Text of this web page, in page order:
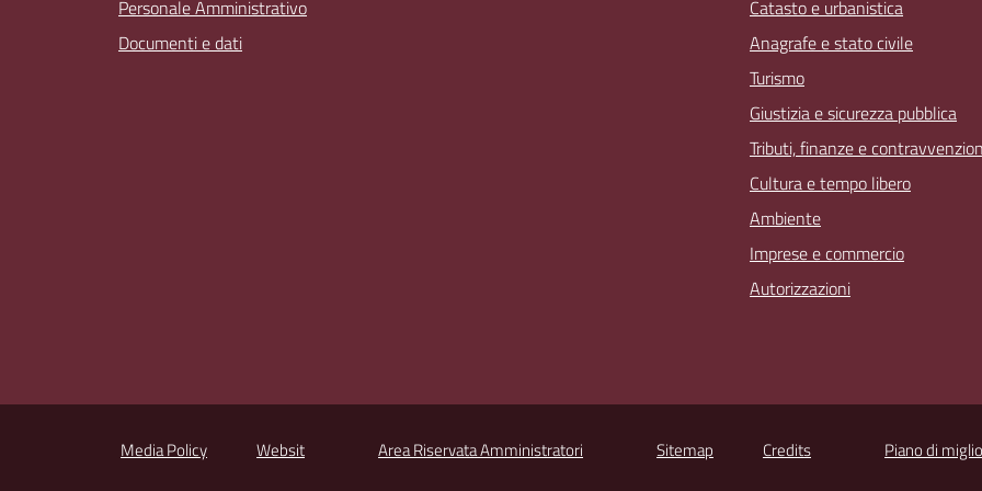
Personale Amministrativo
Documenti e dati
Catasto e urbanistica
Anagrafe e stato civile
Turismo
Giustizia e sicurezza pubblica
Tributi, finanze e
Cultura e tempo libero
Ambiente
Imprese e commercio
Autorizzazioni
Media Policy Websit Area Riservata Amministratori Sitemap Credits Piano di